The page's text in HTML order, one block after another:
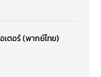
เตอร์ (พากย์ไทย)